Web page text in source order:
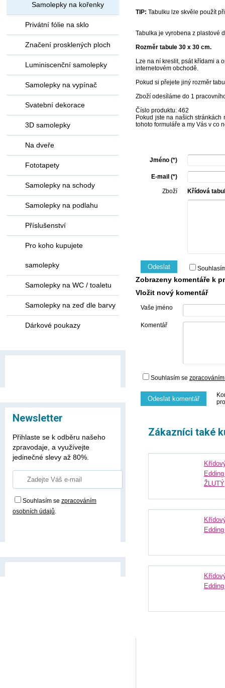
TIP: Tabulku lze skvěle použít
Tabulka je vyrobena z plastové
Rozměr tabule 30 x 30 cm.
Lze na ní kreslit, psát křídami a
internetovém obchodě.
Pokud si přejete jiný rozměr
Zboží odesíláme do 1
Číslo produktu: 462
Pokud jste na našich
tohoto formuláře a my Vás v co
Jméno (*)
E-mail (*)
Zboží Křídová
Odeslat
Zobrazeny komentáře k
Vložit nový komentář
Vaše jméno
Komentář
Souhlasím se
Odeslat komentář
Zákazníci také
ŽLUTÝ
Samolepky na kořenky
Privátní fólie na sklo
Značení prosklených ploch
Luminiscenční samolepky
Samolepky na vypínač
Svatební dekorace
3D samolepky
Na dveře
Fototapety
Samolepky na schody
Samolepky na podlahu
Příslušenství
Pro koho kupujete
samolepky
Samolepky na WC / toaletu
Samolepky na zeď dle barvy
Dárkové poukazy
Newsletter
Přihlaste se k odběru našeho
zpravodaje, a využívejte
jedinečné slevy až 80%.
Souhlasím se zpracováním
osobních údajů.